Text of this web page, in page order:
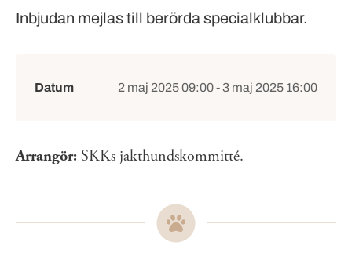
Inbjudan mejlas till berörda specialklubbar.
Datum 2 maj 2025 09:00 - 3 maj 2025 16:00
Arrangör: SKKs jakthundskommitté.